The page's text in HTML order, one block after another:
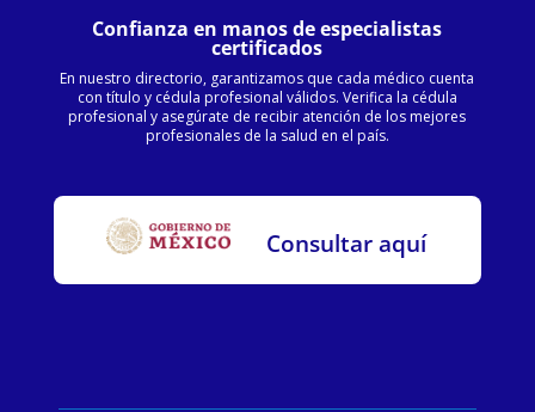
Confianza en manos de especialistas
certificados
En nuestro directorio, garantizamos que cada médico cuenta
con título y cédula profesional válidos. Verifica la cédula
profesional y asegúrate de recibir atención de los mejores
profesionales de la salud en el país.
Consultar aquí